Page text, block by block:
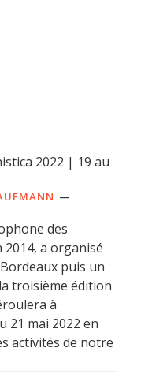
2022 | 19 au
des
a organisé
puis un
troisième édition
à
21 mai 2022 en
activités de notre